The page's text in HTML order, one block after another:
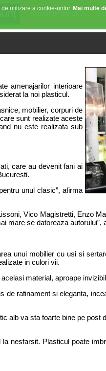
Anunturi favorite
amenajarilor interioare
la noi plasticul.
mobilier, corpuri de
sunt realizate aceste
nu este realizata sub
care au devenit fani ai
unul clasic”, afirma
Vico Magistretti, Enzo
mare se datoreaza autorului”,
unui mobilier cu usi si
in culori vii.
material, aproape
rafinament si eleganta,
alb va sta foarte bine pe post
nesfarsit. Plasticul poate
utilizare a cookie-urilor. Mai multe